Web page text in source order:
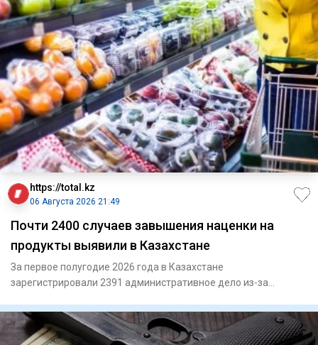
https://total.kz
06 Августа 2026 21:49
Почти 2400 случаев завышения наценки на
продукты выявили в Казахстане
За первое полугодие 2026 года в Казахстане
зарегистрировали 2391 административное дело из-за